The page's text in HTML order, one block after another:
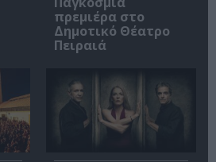
πρεμιέρα στο
Δημοτικό Θέατρο
Πειραιά